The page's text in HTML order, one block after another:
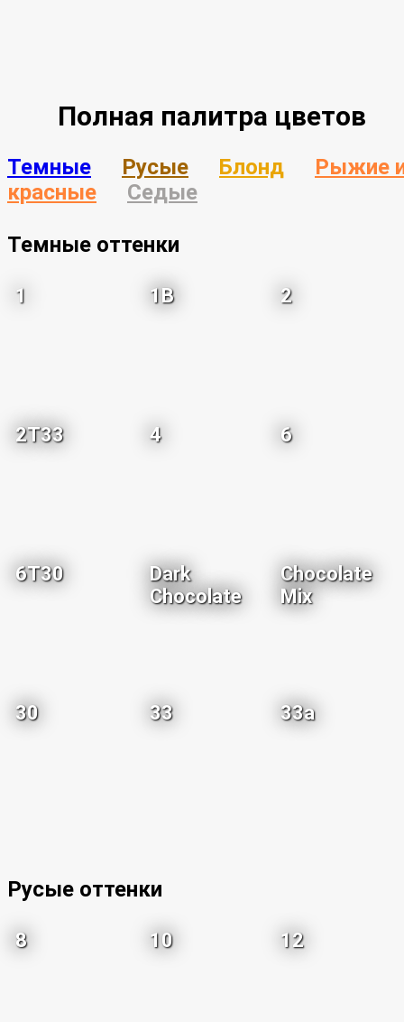
Полная палитра цветов
Темные Русые Блонд
Рыжие
красные
Седые
Темные оттенки
1 1B 2
2T33 4 6
6T30
Dark
Chocolate
Chocolate
Mix
30 33 33a
Русые оттенки
8 10 12